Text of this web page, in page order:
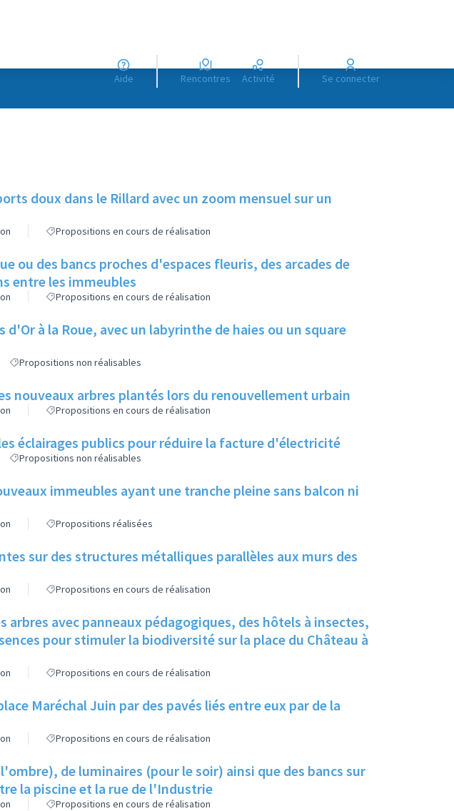
Aide Rencontres Activité Se connecter
doux dans le Rillard avec un zoom mensuel sur un
Propositions en cours de réalisation
ou des bancs proches d'espaces fleuris, des arcades de
entre les immeubles
Propositions en cours de réalisation
d'Or à la Roue, avec un labyrinthe de haies ou un square
Propositions non réalisables
les nouveaux arbres plantés lors du renouvellement urbain
Propositions en cours de réalisation
éclairages publics pour réduire la facture d'électricité
Propositions non réalisables
immeubles ayant une tranche pleine sans balcon ni
Propositions réalisées
sur des structures métalliques parallèles aux murs des
Propositions en cours de réalisation
arbres avec panneaux pédagogiques, des hôtels à insectes,
pour stimuler la biodiversité sur la place du Château à
Propositions en cours de réalisation
Maréchal Juin par des pavés liés entre eux par de la
Propositions en cours de réalisation
de luminaires (pour le soir) ainsi que des bancs sur
la piscine et la rue de l'Industrie
Propositions en cours de réalisation